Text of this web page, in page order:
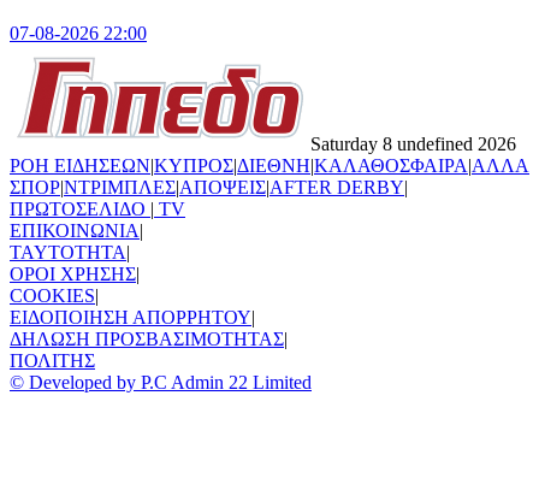
07-08-2026 22:00
Saturday 8 undefined 2026
ΡΟΗ ΕΙΔΗΣΕΩΝ|ΚΥΠΡΟΣ|ΔΙΕΘΝΗ|ΚΑΛΑΘΟΣΦΑΙΡΑ|ΑΛΛΑ
ΣΠΟΡ|ΝΤΡΙΜΠΛΕΣ|ΑΠΟΨΕΙΣ|AFTER DERBY|
ΠΡΩΤΟΣΕΛΙΔΟ | TV
ΕΠΙΚΟΙΝΩΝΙΑ|
TAYTOTHTA|
ΟΡΟΙ ΧΡΗΣΗΣ|
COOKIES|
ΕΙΔΟΠΟΙΗΣΗ ΑΠΟΡΡΗΤΟΥ|
ΔΗΛΩΣΗ ΠΡΟΣΒΑΣΙΜΟΤΗΤΑΣ|
ΠΟΛΙΤΗΣ
© Developed by P.C Admin 22 Limited